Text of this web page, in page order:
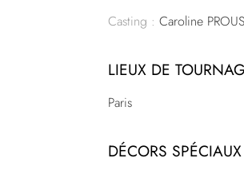
Casting : Caroline
LIEUX DE
Paris
DÉCORS SPÉCIAUX